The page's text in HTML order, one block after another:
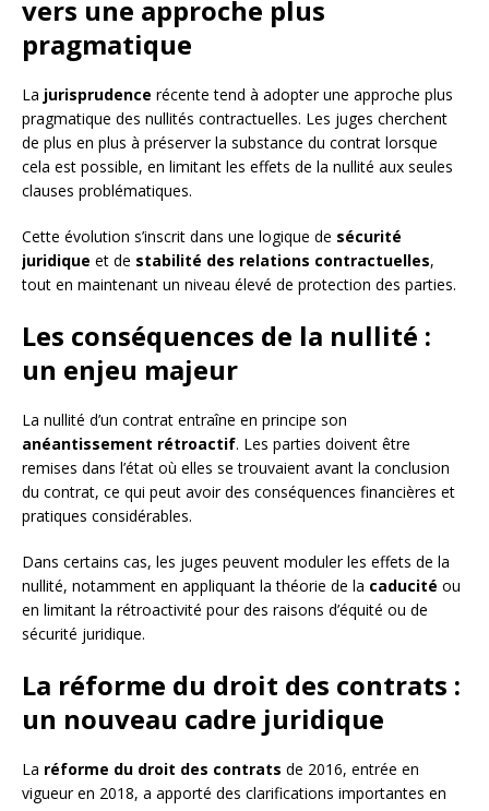
vers une approche plus
pragmatique
La jurisprudence récente tend à adopter une approche plus
pragmatique des nullités contractuelles. Les juges cherchent
de plus en plus à préserver la substance du contrat lorsque
cela est possible, en limitant les effets de la nullité aux seules
clauses problématiques.
Cette évolution s’inscrit dans une logique de sécurité
juridique et de stabilité des relations contractuelles,
tout en maintenant un niveau élevé de protection des parties.
Les conséquences de la nullité :
un enjeu majeur
La nullité d’un contrat entraîne en principe son
anéantissement rétroactif. Les parties doivent être
remises dans l’état où elles se trouvaient avant la conclusion
du contrat, ce qui peut avoir des conséquences financières et
pratiques considérables.
Dans certains cas, les juges peuvent moduler les effets de la
nullité, notamment en appliquant la théorie de la caducité ou
en limitant la rétroactivité pour des raisons d’équité ou de
sécurité juridique.
La réforme du droit des contrats :
un nouveau cadre juridique
La réforme du droit des contrats de 2016, entrée en
vigueur en 2018, a apporté des clarifications importantes en